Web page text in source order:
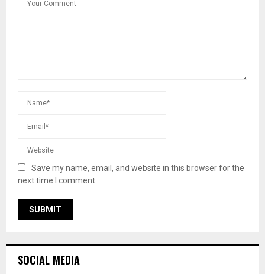
Save my name, email, and website in this browser for the
next time I comment.
SOCIAL MEDIA